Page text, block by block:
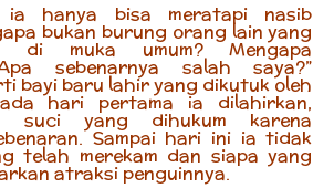
ia hanya bisa meratapi nasib
bukan burung orang lain yang
di muka umum? Mengapa
sebenarnya salah saya?”
bayi baru lahir yang dikutuk oleh
hari pertama ia dilahirkan,
suci yang dihukum karena
Sampai hari ini ia tidak
telah merekam dan siapa yang
atraksi penguinnya.